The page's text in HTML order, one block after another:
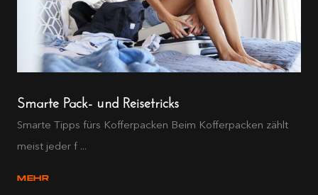
Smarte Pack- und Reisetricks
Smarte Tipps fürs Kofferpacken Beim Kofferpacken zählt
meist jeder f ...
MEHR